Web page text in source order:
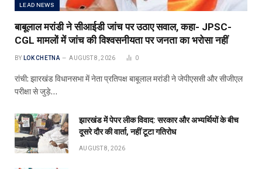
LEAD NEWS
बाबूलाल मरांडी ने सीआईडी जांच पर उठाए सवाल, कहा- JPSC-
CGL मामलों में जांच की विश्वसनीयता पर जनता का भरोसा नहीं
BY LOK CHETNA AUGUST 8, 2026 0
रांची: झारखंड विधानसभा में नेता प्रतिपक्ष बाबूलाल मरांडी ने जेपीएससी और सीजीएल
परीक्षा से जुड़े…
झारखंड में पेपर लीक विवाद: सरकार और अभ्यर्थियों के बीच
दूसरे दौर की वार्ता, नहीं टूटा गतिरोध
AUGUST 8, 2026